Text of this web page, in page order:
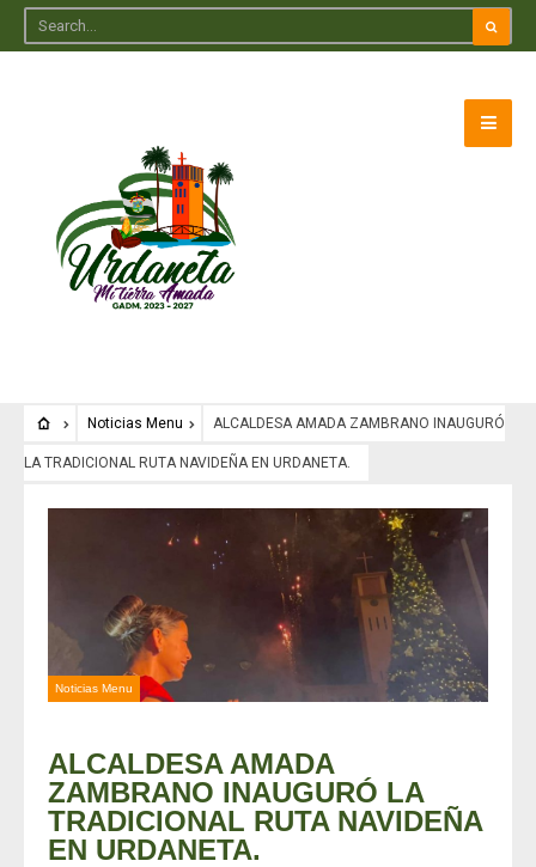
Noticias Menu ALCALDESA AMADA ZAMBRANO INAUGURÓ
LA TRADICIONAL RUTA NAVIDEÑA EN URDANETA.
Noticias Menu
ALCALDESA AMADA
ZAMBRANO INAUGURÓ LA
TRADICIONAL RUTA NAVIDEÑA
EN URDANETA.